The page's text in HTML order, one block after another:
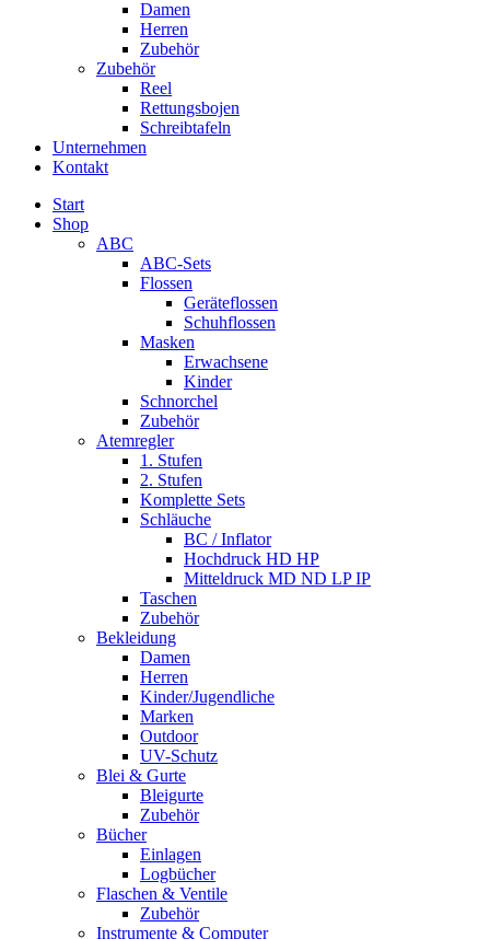
Damen
Herren
Zubehör
Zubehör
Reel
Rettungsbojen
Schreibtafeln
Unternehmen
Kontakt
Start
Shop
ABC
ABC-Sets
Flossen
Geräteflossen
Schuhflossen
Masken
Erwachsene
Kinder
Schnorchel
Zubehör
Atemregler
1. Stufen
2. Stufen
Komplette Sets
Schläuche
BC / Inflator
Hochdruck HD HP
Mitteldruck MD ND LP IP
Taschen
Zubehör
Bekleidung
Damen
Herren
Kinder/Jugendliche
Marken
Outdoor
UV-Schutz
Blei & Gurte
Bleigurte
Zubehör
Bücher
Einlagen
Logbücher
Flaschen & Ventile
Zubehör
Instrumente & Computer